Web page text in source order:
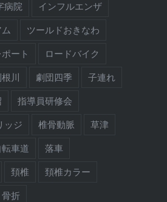
病院 インフルエンザ
ツールドおきなわ
ポート ロードバイク
川 劇団四季 子連れ
指導員研修会
ッジ 椎骨動脈 草津
車道 落車
頚椎 頚椎カラー
骨折